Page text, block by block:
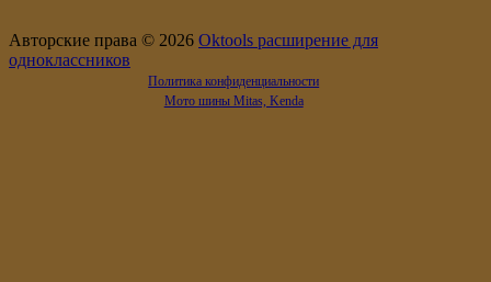
Авторские права © 2026 Oktools расширение для
одноклассников
Политика конфиденциальности
Мото шины Mitas, Kenda